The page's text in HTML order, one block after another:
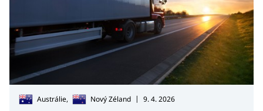
Austrálie, Nový Zéland | 9. 4. 2026